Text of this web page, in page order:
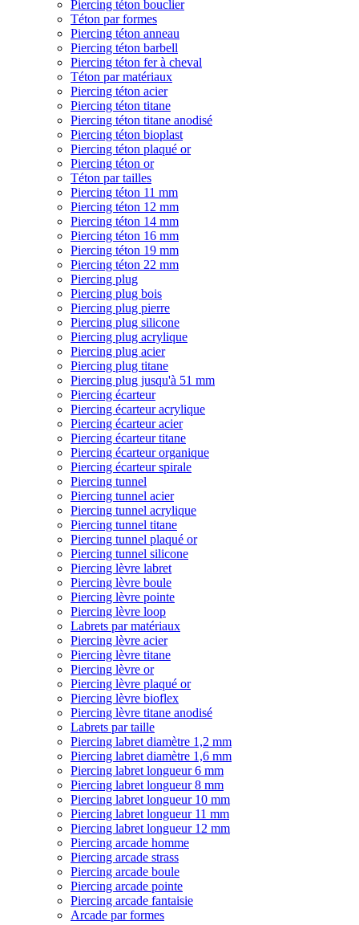
Piercing téton bouclier
Téton par formes
Piercing téton anneau
Piercing téton barbell
Piercing téton fer à cheval
Téton par matériaux
Piercing téton acier
Piercing téton titane
Piercing téton titane anodisé
Piercing téton bioplast
Piercing téton plaqué or
Piercing téton or
Téton par tailles
Piercing téton 11 mm
Piercing téton 12 mm
Piercing téton 14 mm
Piercing téton 16 mm
Piercing téton 19 mm
Piercing téton 22 mm
Piercing plug
Piercing plug bois
Piercing plug pierre
Piercing plug silicone
Piercing plug acrylique
Piercing plug acier
Piercing plug titane
Piercing plug jusqu'à 51 mm
Piercing écarteur
Piercing écarteur acrylique
Piercing écarteur acier
Piercing écarteur titane
Piercing écarteur organique
Piercing écarteur spirale
Piercing tunnel
Piercing tunnel acier
Piercing tunnel acrylique
Piercing tunnel titane
Piercing tunnel plaqué or
Piercing tunnel silicone
Piercing lèvre labret
Piercing lèvre boule
Piercing lèvre pointe
Piercing lèvre loop
Labrets par matériaux
Piercing lèvre acier
Piercing lèvre titane
Piercing lèvre or
Piercing lèvre plaqué or
Piercing lèvre bioflex
Piercing lèvre titane anodisé
Labrets par taille
Piercing labret diamètre 1,2 mm
Piercing labret diamètre 1,6 mm
Piercing labret longueur 6 mm
Piercing labret longueur 8 mm
Piercing labret longueur 10 mm
Piercing labret longueur 11 mm
Piercing labret longueur 12 mm
Piercing arcade homme
Piercing arcade strass
Piercing arcade boule
Piercing arcade pointe
Piercing arcade fantaisie
Arcade par formes